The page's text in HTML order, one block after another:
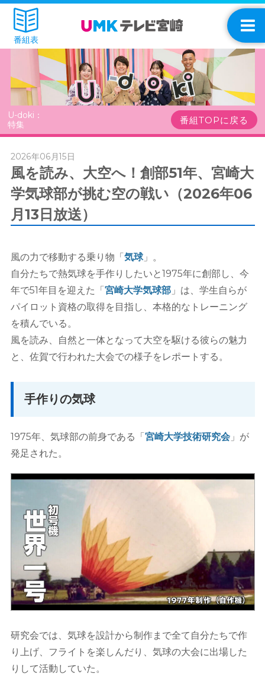
番組表
U-doki：
特集
番組TOPに戻る
2026年06月15日
風を読み、大空へ！創部51年、宮崎大
学気球部が挑む空の戦い（2026年06
月13日放送）
風の力で移動する乗り物「気球」。
自分たちで熱気球を手作りしたいと1975年に創部し、今
年で51年目を迎えた「宮崎大学気球部」は、学生自らが
パイロット資格の取得を目指し、本格的なトレーニング
を積んでいる。
風を読み、自然と一体となって大空を駆ける彼らの魅力
と、佐賀で行われた大会での様子をレポートする。
手作りの気球
1975年、気球部の前身である「 宮崎大学技術研究会」が
発足された。
研究会では、気球を設計から制作まで全て自分たちで作
り上げ、フライトを楽しんだり、気球の大会に出場した
りして活動していた。